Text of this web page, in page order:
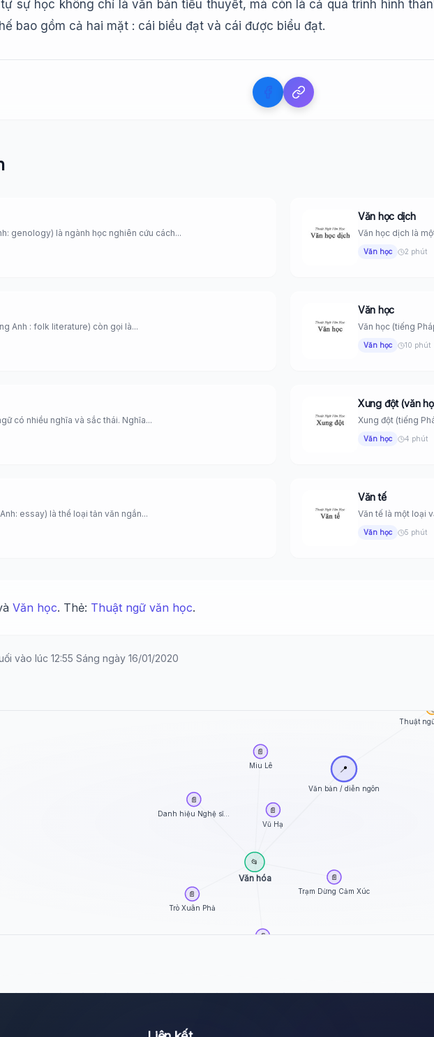
sự học không chỉ là văn bản tiểu thuyết, mà còn là cả quá trình hình
bao gồm cả hai mặt : cái biểu đạt và cái được biểu đạt.
genology) là ngành học nghiên cứu cách...
Văn học dịch
Văn học dịch là
Văn học 2 phút
Anh : folk literature) còn gọi là...
Văn học
Văn học (tiếng
Văn học 10 phút
có nhiều nghĩa và sắc thái. Nghĩa...
Xung đột (văn
Xung đột (tiếng
Văn học 4 phút
essay) là thể loại tản văn ngắn...
Văn tế
Văn tế là một loại
Văn học 5 phút
Văn học. Thẻ: Thuật ngữ văn học.
vào lúc 12:55 Sáng ngày 16/01/2020
Văn bản / diễn ngôn
📍
Văn hóa
📂
Vũ Hạ
📄
Trạm Dừng Cảm Xúc
📄
Trò Xuân Phả
📄
Miu Lê
📄
📄
Danh hiệu Nghệ sĩ...
📄
Thuật